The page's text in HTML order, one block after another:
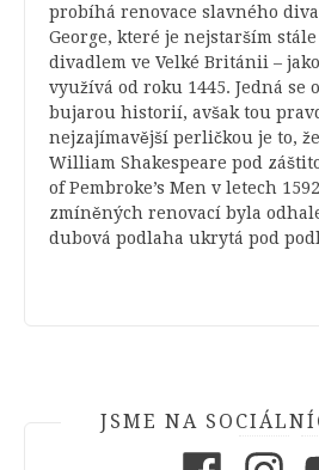
probíhá renovace slavného
George, které je nejstarším
divadlem ve Velké Británii –
využívá od roku 1445. Jedná se
bujarou historií, avšak tou
nejzajímavější perličkou je to,
William Shakespeare pod
of Pembroke’s Men v letech
zmíněných renovací byla
dubová podlaha ukrytá pod
JSME NA